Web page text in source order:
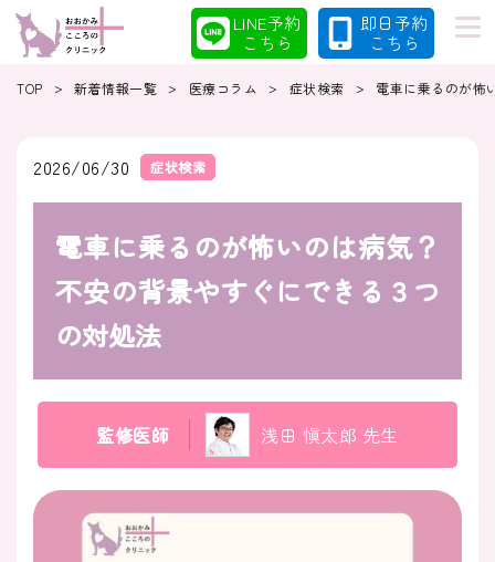
LINE予約
こちら
即日予約
こちら
初めての方へ
クリニック
医師紹介
採用情報
TOP > 新着情報一覧 > 医療コラム > 症状検索 > 電車に乗るのが怖
2026/06/30 症状検索
電車に乗るのが怖いのは病気？
不安の背景やすぐにできる３つ
の対処法
監修医師 浅田 愼太郎 先生